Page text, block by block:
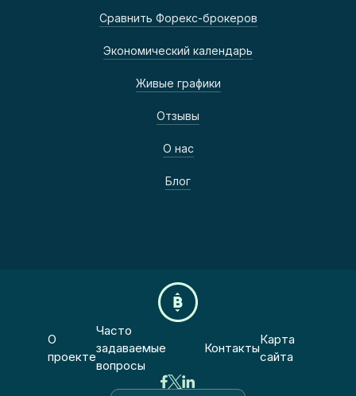
Сравнить Форекс-брокеров
Экономический календарь
Живые графики
Отзывы
О нас
Блог
О
проекте
Часто
задаваемые
вопросы
Контакты
Карта
сайта